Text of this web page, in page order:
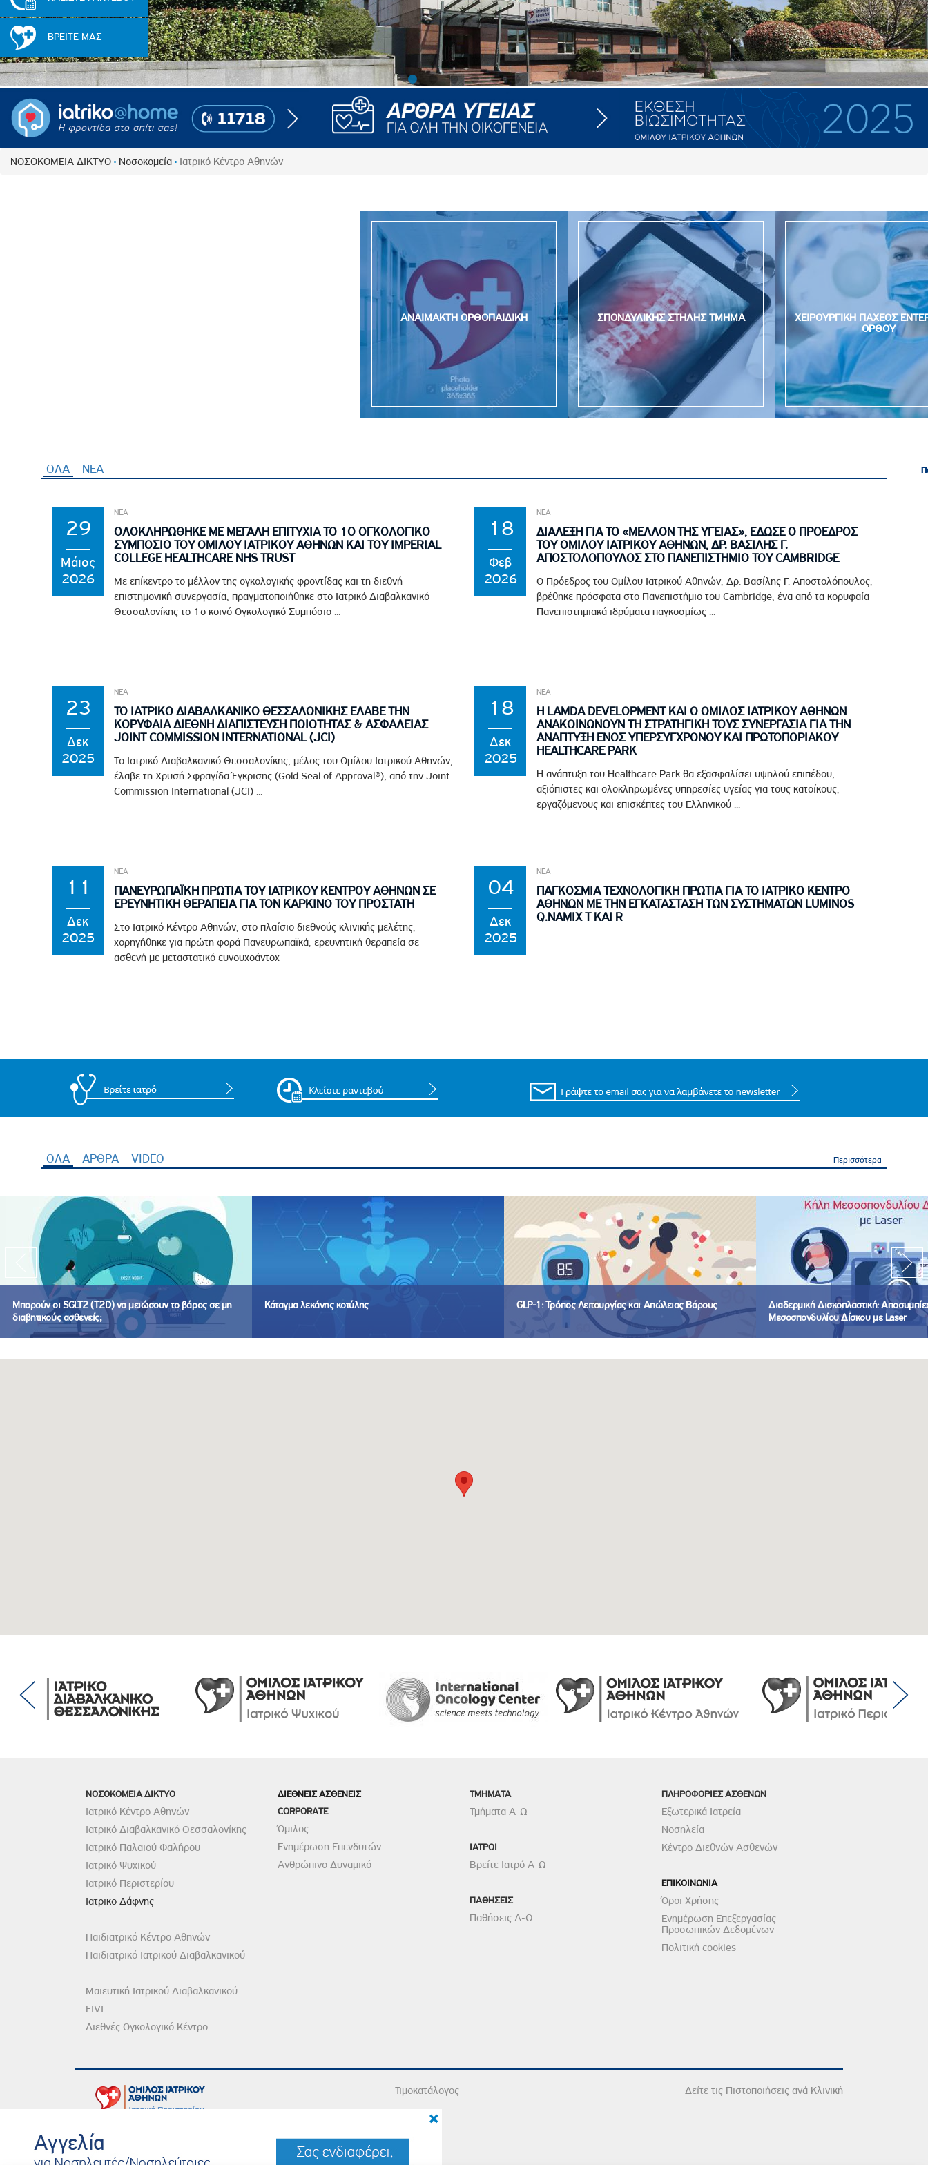
Πολιτική Προσλήψεων Προσωπικού, Στελεχών και Συνεργατών
Πολιτικές Ασφάλειας Πληροφοριών
Πολιτική Ανθρώπινων Δικαιωμάτων
Επιτροπή Αποδοχών και Υποψηφιοτήτων
Κανονισμός Επιτροπής Αποδοχών - Υποψηφιοτήτων
Επιτροπή Ελέγχου
Κανονισμός Λειτουργίας Επιτροπής Ελέγχου
Διεύθυνση Εσωτερικού Ελέγχου Κανονισμός Λειτουργίας
Πολιτική Δέουσας Επιμέλειας Τρίτων Μερών
Πολιτική Αναγνώρισης Προστασίας και Προαγωγής των Δικαιωμάτων των
ΒΡΕΙΤΕ ΜΑΣ
ΝΟΣΟΚΟΜΕΙΑ ΔΙΚΤΥΟ Νοσοκομεία Ιατρικό Κέντρο Αθηνών
ΑΝΑΙΜΑΚΤΗ OΡΘΟΠΑΙΔΙΚΗ ΣΠΟΝΔΥΛΙΚΗΣ ΣΤΗΛΗΣ ΤΜΗΜΑ
ΧΕΙΡΟΥΡΓΙΚΗ ΠΑΧΕΟΣ
ΟΡΘΟΥ
ΟΛΑ ΝΕΑ
29
Μάιος
2026
ΝΕΑ
ΟΛΟΚΛΗΡΩΘΗΚΕ ΜΕ ΜΕΓΑΛΗ ΕΠΙΤΥΧΙΑ ΤΟ 1Ο ΟΓΚΟΛΟΓΙΚΟ
ΣΥΜΠΟΣΙΟ ΤΟΥ ΟΜΙΛΟΥ ΙΑΤΡΙΚΟΥ ΑΘΗΝΩΝ ΚΑΙ ΤΟΥ IMPERIAL
COLLEGE HEALTHCARE NHS TRUST
Με επίκεντρο το μέλλον της ογκολογικής φροντίδας και τη διεθνή
επιστημονική συνεργασία, πραγματοποιήθηκε στο Ιατρικό Διαβαλκανικό
Θεσσαλονίκης το 1ο κοινό Ογκολογικό Συμπόσιο ...
18
Φεβ
2026
ΝΕΑ
ΔΙΑΛΕΞΗ ΓΙΑ ΤΟ «ΜΕΛΛΟΝ ΤΗΣ ΥΓΕΙΑΣ», ΕΔΩΣΕ Ο ΠΡΟΕΔΡΟΣ
ΤΟΥ ΟΜΙΛΟΥ ΙΑΤΡΙΚΟΥ ΑΘΗΝΩΝ, ΔΡ. ΒΑΣΙΛΗΣ Γ.
ΑΠΟΣΤΟΛΟΠΟΥΛΟΣ ΣΤΟ ΠΑΝΕΠΙΣΤΗΜΙΟ ΤΟΥ CAMBRIDGE
Ο Πρόεδρος του Ομίλου Ιατρικού Αθηνών, Δρ. Βασίλης Γ. Αποστολόπουλος,
βρέθηκε πρόσφατα στο Πανεπιστήμιο του Cambridge, ένα από τα κορυφαία
Πανεπιστημιακά ιδρύματα παγκοσμίως ...
23
Δεκ
2025
ΝΕΑ
ΤΟ ΙΑΤΡΙΚΟ ΔΙΑΒΑΛΚΑΝΙΚΟ ΘΕΣΣΑΛΟΝΙΚΗΣ ΕΛΑΒΕ ΤΗΝ
ΚΟΡΥΦΑΙΑ ΔΙΕΘΝΗ ΔΙΑΠΙΣΤΕΥΣΗ ΠΟΙΟΤΗΤΑΣ & ΑΣΦΑΛΕΙΑΣ
JOINT COMMISSION INTERNATIONAL (JCI)
Το Ιατρικό Διαβαλκανικό Θεσσαλονίκης, μέλος του Ομίλου Ιατρικού Αθηνών,
έλαβε τη Χρυσή Σφραγίδα Έγκρισης (Gold Seal of Approval®), από την Joint
Commission International (JCI) ...
18
Δεκ
2025
ΝΕΑ
Η LAMDA DEVELOPMENT ΚΑΙ Ο ΟΜΙΛΟΣ ΙΑΤΡΙΚΟΥ ΑΘΗΝΩΝ
ΑΝΑΚΟΙΝΩΝΟΥΝ ΤΗ ΣΤΡΑΤΗΓΙΚΗ ΤΟΥΣ ΣΥΝΕΡΓΑΣΙΑ ΓΙΑ ΤΗΝ
ΑΝΑΠΤΥΞΗ ΕΝΟΣ ΥΠΕΡΣΥΓΧΡΟΝΟΥ ΚΑΙ ΠΡΩΤΟΠΟΡΙΑΚΟΥ
HEALTHCARE PARK
Η ανάπτυξη του Healthcare Park θα εξασφαλίσει υψηλού επιπέδου,
αξιόπιστες και ολοκληρωμένες υπηρεσίες υγείας για τους κατοίκους,
εργαζόμενους και επισκέπτες του Ελληνικού ...
11
Δεκ
2025
ΝΕΑ
ΠΑΝΕΥΡΩΠΑΪΚΗ ΠΡΩΤΙΑ ΤΟΥ ΙΑΤΡΙΚΟΥ ΚΕΝΤΡΟΥ ΑΘΗΝΩΝ ΣΕ
ΕΡΕΥΝΗΤΙΚΗ ΘΕΡΑΠΕΙΑ ΓΙΑ ΤΟΝ ΚΑΡΚΙΝΟ ΤΟΥ ΠΡΟΣΤΑΤΗ
Στο Ιατρικό Κέντρο Αθηνών, στο πλαίσιο διεθνούς κλινικής μελέτης,
χορηγήθηκε για πρώτη φορά Πανευρωπαϊκά, ερευνητική θεραπεία σε
ασθενή με μεταστατικό ευνουχοάντοχ
04
Δεκ
2025
ΝΕΑ
ΠΑΓΚΟΣΜΙΑ ΤΕΧΝΟΛΟΓΙΚΗ ΠΡΩΤΙΑ ΓΙΑ ΤΟ ΙΑΤΡΙΚΟ ΚΕΝΤΡΟ
ΑΘΗΝΩΝ ΜΕ ΤΗΝ ΕΓΚΑΤΑΣΤΑΣΗ ΤΩΝ ΣΥΣΤΗΜΑΤΩΝ LUMINOS
Q.NAMIX T ΚΑΙ R
ΟΛΑ (ενεργή καρτέλα)
ΑΡΘΡΑ VIDEO Περισσότερα
Μπορούν οι SGLT2 (T2D) να μειώσουν το βάρος σε μη
διαβητικούς ασθενείς;
Κάταγμα λεκάνης κοτύλης GLP-1: Τρόπος Λειτουργίας και Απώλειας Βάρους
Διαδερμική Δισκοπλαστική:
Μεσοσπονδυλίου Δίσκου με Laser
ΝΟΣΟΚΟΜΕΙΑ ΔΙΚΤΥΟ
Ιατρικό Κέντρο Αθηνών
Ιατρικό Διαβαλκανικό Θεσσαλονίκης
Ιατρικό Παλαιού Φαλήρου
Ιατρικό Ψυχικού
Ιατρικό Περιστερίου
Ιατρικο Δάφνης
Παιδιατρικό Κέντρο Αθηνών
Παιδιατρικό Ιατρικού Διαβαλκανικού
Μαιευτική Ιατρικού Διαβαλκανικού
FIVI
Διεθνές Ογκολογικό Κέντρο
ΔΙΕΘΝΕΙΣ ΑΣΘΕΝΕΙΣ
CORPORATE
Όμιλος
Ενημέρωση Επενδυτών
Ανθρώπινο Δυναμικό
TMHMATA
Τμήματα Α-Ω
ΙΑΤΡΟΙ
Βρείτε Ιατρό Α-Ω
ΠΑΘΗΣΕΙΣ
Παθήσεις Α-Ω
ΠΛΗΡΟΦΟΡΙΕΣ ΑΣΘΕΝΩΝ
Εξωτερικά Ιατρεία
Νοσηλεία
Κέντρο Διεθνών Ασθενών
ΕΠΙΚΟΙΝΩΝΙΑ
Όροι Χρήσης
Ενημέρωση Επεξεργασίας
Προσωπικών Δεδομένων
Πολιτική cookies
Τιμοκατάλογος Δείτε τις Πιστοποιήσεις ανά Κλινική
×